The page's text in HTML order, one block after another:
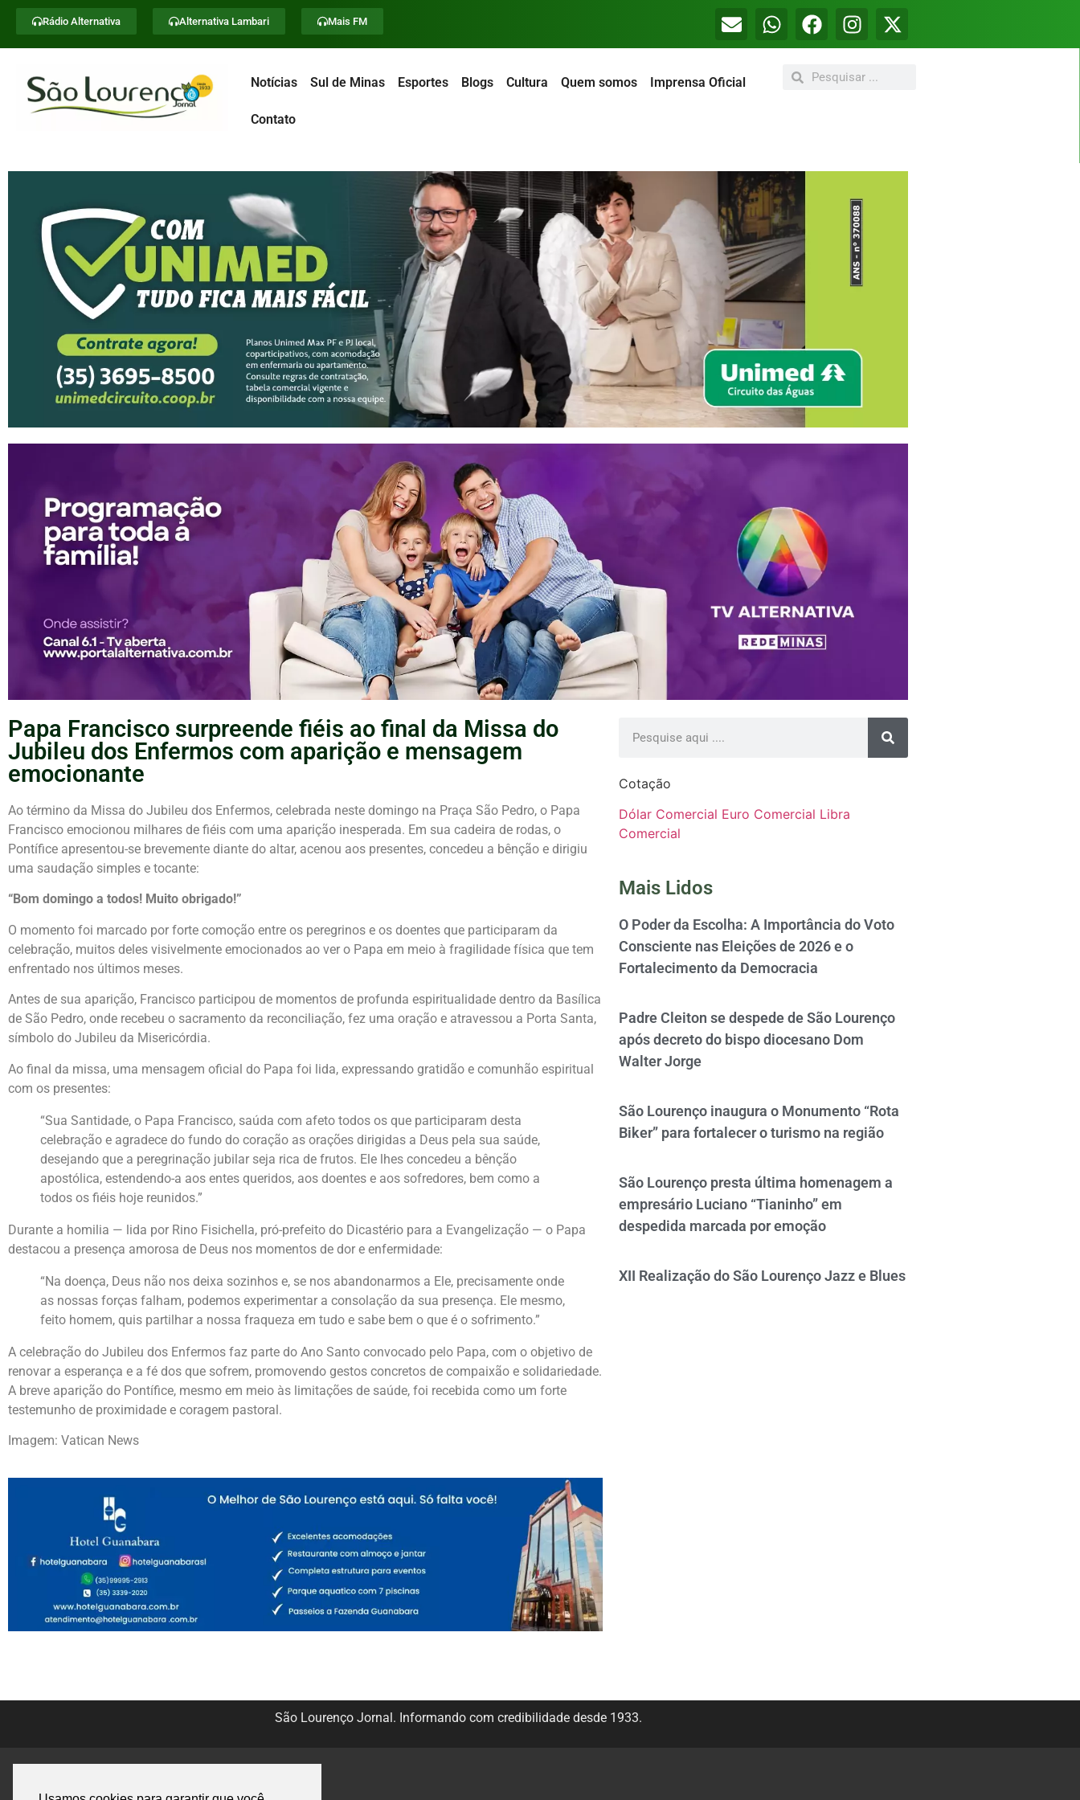
Rádio Alternativa Alternativa Lambari Mais FM
Notícias Sul de Minas Esportes Blogs Cultura Quem somos Imprensa Oficial
Contato
Papa Francisco surpreende fiéis ao final da Missa do
Jubileu dos Enfermos com aparição e mensagem
emocionante
Ao término da Missa do Jubileu dos Enfermos, celebrada neste domingo na Praça São Pedro, o Papa
Francisco emocionou milhares de fiéis com uma aparição inesperada. Em sua cadeira de rodas, o
Pontífice apresentou-se brevemente diante do altar, acenou aos presentes, concedeu a bênção e dirigiu
uma saudação simples e tocante:
“Bom domingo a todos! Muito obrigado!”
O momento foi marcado por forte comoção entre os peregrinos e os doentes que participaram da
celebração, muitos deles visivelmente emocionados ao ver o Papa em meio à fragilidade física que tem
enfrentado nos últimos meses.
Antes de sua aparição, Francisco participou de momentos de profunda espiritualidade dentro da Basílica
de São Pedro, onde recebeu o sacramento da reconciliação, fez uma oração e atravessou a Porta Santa,
símbolo do Jubileu da Misericórdia.
Ao final da missa, uma mensagem oficial do Papa foi lida, expressando gratidão e comunhão espiritual
com os presentes:
“Sua Santidade, o Papa Francisco, saúda com afeto todos os que participaram desta
celebração e agradece do fundo do coração as orações dirigidas a Deus pela sua saúde,
desejando que a peregrinação jubilar seja rica de frutos. Ele lhes concedeu a bênção
apostólica, estendendo-a aos entes queridos, aos doentes e aos sofredores, bem como a
todos os fiéis hoje reunidos.”
Durante a homilia — lida por Rino Fisichella, pró-prefeito do Dicastério para a Evangelização — o Papa
destacou a presença amorosa de Deus nos momentos de dor e enfermidade:
“Na doença, Deus não nos deixa sozinhos e, se nos abandonarmos a Ele, precisamente onde
as nossas forças falham, podemos experimentar a consolação da sua presença. Ele mesmo,
feito homem, quis partilhar a nossa fraqueza em tudo e sabe bem o que é o sofrimento.”
A celebração do Jubileu dos Enfermos faz parte do Ano Santo convocado pelo Papa, com o objetivo de
renovar a esperança e a fé dos que sofrem, promovendo gestos concretos de compaixão e solidariedade.
A breve aparição do Pontífice, mesmo em meio às limitações de saúde, foi recebida como um forte
testemunho de proximidade e coragem pastoral.
Imagem: Vatican News
Cotação
Dólar Comercial Euro Comercial Libra
Comercial
Mais Lidos
O Poder da Escolha: A Importância do Voto
Consciente nas Eleições de 2026 e o
Fortalecimento da Democracia
Padre Cleiton se despede de São Lourenço
após decreto do bispo diocesano Dom
Walter Jorge
São Lourenço inaugura o Monumento “Rota
Biker” para fortalecer o turismo na região
São Lourenço presta última homenagem a
empresário Luciano “Tianinho” em
despedida marcada por emoção
XII Realização do São Lourenço Jazz e Blues
São Lourenço Jornal. Informando com credibilidade desde 1933.